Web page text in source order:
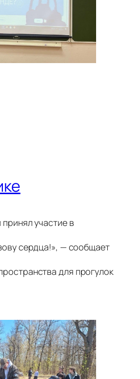
участие в
сердца!», — сообщает
для прогулок